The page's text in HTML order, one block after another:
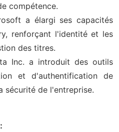
compétence.
a élargi ses capacités
renforçant l'identité et les
des titres.
Inc. a introduit des outils
et d'authentification de
sécurité de l'entreprise.